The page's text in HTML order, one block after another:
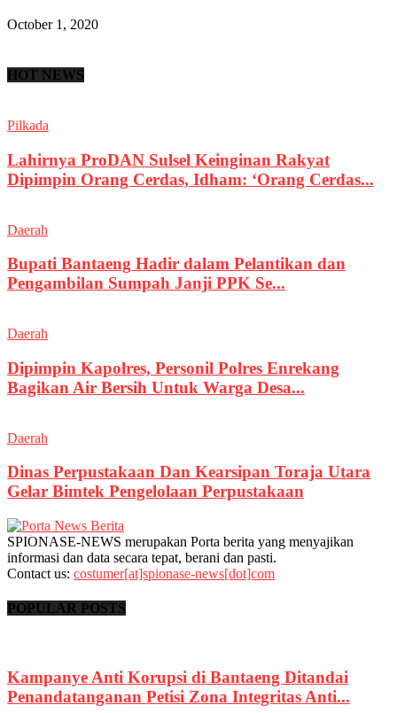
October 1, 2020
HOT NEWS
Pilkada
Lahirnya ProDAN Sulsel Keinginan Rakyat
Dipimpin Orang Cerdas, Idham: ‘Orang Cerdas...
Daerah
Bupati Bantaeng Hadir dalam Pelantikan dan
Pengambilan Sumpah Janji PPK Se...
Daerah
Dipimpin Kapolres, Personil Polres Enrekang
Bagikan Air Bersih Untuk Warga Desa...
Daerah
Dinas Perpustakaan Dan Kearsipan Toraja Utara
Gelar Bimtek Pengelolaan Perpustakaan
SPIONASE-NEWS merupakan Porta berita yang menyajikan
informasi dan data secara tepat, berani dan pasti.
Contact us: costumer[at]spionase-news[dot]com
POPULAR POSTS
Kampanye Anti Korupsi di Bantaeng Ditandai
Penandatanganan Petisi Zona Integritas Anti...